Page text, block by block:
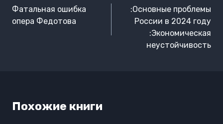
по
записям
Фатальная ошибка
опера Федотова
:Основные проблемы
России в 2024 году
:Экономическая
неустойчивость
Похожие книги